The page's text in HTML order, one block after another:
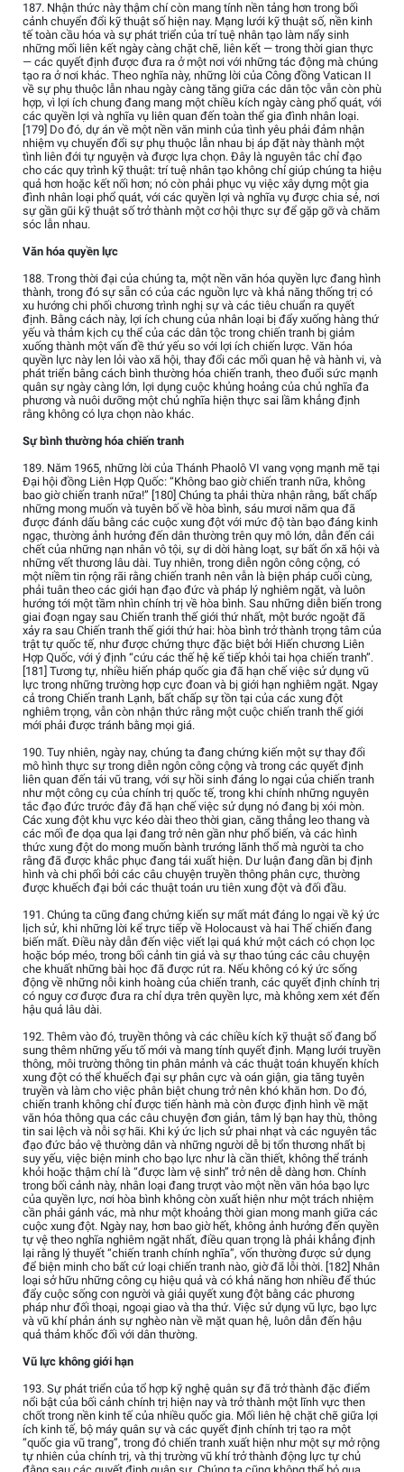
187. Nhận thức này thậm chí còn mang tính nền tảng hơn trong bối
cảnh chuyển đổi kỹ thuật số hiện nay. Mạng lưới kỹ thuật số, nền kinh
tế toàn cầu hóa và sự phát triển của trí tuệ nhân tạo làm nẩy sinh
những mối liên kết ngày càng chặt chẽ, liên kết — trong thời gian thực
— các quyết định được đưa ra ở một nơi với những tác động mà chúng
tạo ra ở nơi khác. Theo nghĩa này, những lời của Công đồng Vatican II
về sự phụ thuộc lẫn nhau ngày càng tăng giữa các dân tộc vẫn còn phù
hợp, vì lợi ích chung đang mang một chiều kích ngày càng phổ quát, với
các quyền lợi và nghĩa vụ liên quan đến toàn thể gia đình nhân loại.
[179] Do đó, dự án về một nền văn minh của tình yêu phải đảm nhận
nhiệm vụ chuyển đổi sự phụ thuộc lẫn nhau bị áp đặt này thành một
tình liên đới tự nguyện và được lựa chọn. Đây là nguyên tắc chỉ đạo
cho các quy trình kỹ thuật: trí tuệ nhân tạo không chỉ giúp chúng ta hiệu
quả hơn hoặc kết nối hơn; nó còn phải phục vụ việc xây dựng một gia
đình nhân loại phổ quát, với các quyền lợi và nghĩa vụ được chia sẻ, nơi
sự gần gũi kỹ thuật số trở thành một cơ hội thực sự để gặp gỡ và chăm
sóc lẫn nhau.
Văn hóa quyền lực
188. Trong thời đại của chúng ta, một nền văn hóa quyền lực đang hình
thành, trong đó sự sẵn có của các nguồn lực và khả năng thống trị có
xu hướng chi phối chương trình nghị sự và các tiêu chuẩn ra quyết
định. Bằng cách này, lợi ích chung của nhân loại bị đẩy xuống hàng thứ
yếu và thảm kịch cụ thể của các dân tộc trong chiến tranh bị giảm
xuống thành một vấn đề thứ yếu so với lợi ích chiến lược. Văn hóa
quyền lực này len lỏi vào xã hội, thay đổi các mối quan hệ và hành vi, và
phát triển bằng cách bình thường hóa chiến tranh, theo đuổi sức mạnh
quân sự ngày càng lớn, lợi dụng cuộc khủng hoảng của chủ nghĩa đa
phương và nuôi dưỡng một chủ nghĩa hiện thực sai lầm khẳng định
rằng không có lựa chọn nào khác.
Sự bình thường hóa chiến tranh
189. Năm 1965, những lời của Thánh Phaolô VI vang vọng mạnh mẽ tại
Đại hội đồng Liên Hợp Quốc: “Không bao giờ chiến tranh nữa, không
bao giờ chiến tranh nữa!” [180] Chúng ta phải thừa nhận rằng, bất chấp
những mong muốn và tuyên bố về hòa bình, sáu mươi năm qua đã
được đánh dấu bằng các cuộc xung đột với mức độ tàn bạo đáng kinh
ngạc, thường ảnh hưởng đến dân thường trên quy mô lớn, dẫn đến cái
chết của những nạn nhân vô tội, sự di dời hàng loạt, sự bất ổn xã hội và
những vết thương lâu dài. Tuy nhiên, trong diễn ngôn công cộng, có
một niềm tin rộng rãi rằng chiến tranh nên vẫn là biện pháp cuối cùng,
phải tuân theo các giới hạn đạo đức và pháp lý nghiêm ngặt, và luôn
hướng tới một tầm nhìn chính trị về hòa bình. Sau những diễn biến trong
giai đoạn ngay sau Chiến tranh thế giới thứ nhất, một bước ngoặt đã
xảy ra sau Chiến tranh thế giới thứ hai: hòa bình trở thành trọng tâm của
trật tự quốc tế, như được chứng thực đặc biệt bởi Hiến chương Liên
Hợp Quốc, với ý định “cứu các thế hệ kế tiếp khỏi tai họa chiến tranh”.
[181] Tương tự, nhiều hiến pháp quốc gia đã hạn chế việc sử dụng vũ
lực trong những trường hợp cực đoan và bị giới hạn nghiêm ngặt. Ngay
cả trong Chiến tranh Lạnh, bất chấp sự tồn tại của các xung đột
nghiêm trọng, vẫn còn nhận thức rằng một cuộc chiến tranh thế giới
mới phải được tránh bằng mọi giá.
190. Tuy nhiên, ngày nay, chúng ta đang chứng kiến một sự thay đổi
mô hình thực sự trong diễn ngôn công cộng và trong các quyết định
liên quan đến tái vũ trang, với sự hồi sinh đáng lo ngại của chiến tranh
như một công cụ của chính trị quốc tế, trong khi chính những nguyên
tắc đạo đức trước đây đã hạn chế việc sử dụng nó đang bị xói mòn.
Các xung đột khu vực kéo dài theo thời gian, căng thẳng leo thang và
các mối đe dọa qua lại đang trở nên gần như phổ biến, và các hình
thức xung đột do mong muốn bành trướng lãnh thổ mà người ta cho
rằng đã được khắc phục đang tái xuất hiện. Dư luận đang dần bị định
hình và chi phối bởi các câu chuyện truyền thông phân cực, thường
được khuếch đại bởi các thuật toán ưu tiên xung đột và đối đầu.
191. Chúng ta cũng đang chứng kiến sự mất mát đáng lo ngại về ký ức
lịch sử, khi những lời kể trực tiếp về Holocaust và hai Thế chiến đang
biến mất. Điều này dẫn đến việc viết lại quá khứ một cách có chọn lọc
hoặc bóp méo, trong bối cảnh tin giả và sự thao túng các câu chuyện
che khuất những bài học đã được rút ra. Nếu không có ký ức sống
động về những nỗi kinh hoàng của chiến tranh, các quyết định chính trị
có nguy cơ được đưa ra chỉ dựa trên quyền lực, mà không xem xét đến
hậu quả lâu dài.
192. Thêm vào đó, truyền thông và các chiều kích kỹ thuật số đang bổ
sung thêm những yếu tố mới và mang tính quyết định. Mạng lưới truyền
thông, môi trường thông tin phân mảnh và các thuật toán khuyến khích
xung đột có thể khuếch đại sự phân cực và oán giận, gia tăng tuyên
truyền và làm cho việc phân biệt chung trở nên khó khăn hơn. Do đó,
chiến tranh không chỉ được tiến hành mà còn được định hình về mặt
văn hóa thông qua các câu chuyện đơn giản, tâm lý bạn hay thù, thông
tin sai lệch và nỗi sợ hãi. Khi ký ức lịch sử phai nhạt và các nguyên tắc
đạo đức bảo vệ thường dân và những người dễ bị tổn thương nhất bị
suy yếu, việc biện minh cho bạo lực như là cần thiết, không thể tránh
khỏi hoặc thậm chí là “được làm vệ sinh” trở nên dễ dàng hơn. Chính
trong bối cảnh này, nhân loại đang trượt vào một nền văn hóa bạo lực
của quyền lực, nơi hòa bình không còn xuất hiện như một trách nhiệm
cần phải gánh vác, mà như một khoảng thời gian mong manh giữa các
cuộc xung đột. Ngày nay, hơn bao giờ hết, không ảnh hưởng đến quyền
tự vệ theo nghĩa nghiêm ngặt nhất, điều quan trọng là phải khẳng định
lại rằng lý thuyết “chiến tranh chính nghĩa”, vốn thường được sử dụng
để biện minh cho bất cứ loại chiến tranh nào, giờ đã lỗi thời. [182] Nhân
loại sở hữu những công cụ hiệu quả và có khả năng hơn nhiều để thúc
đẩy cuộc sống con người và giải quyết xung đột bằng các phương
pháp như đối thoại, ngoại giao và tha thứ. Việc sử dụng vũ lực, bạo lực
và vũ khí phản ánh sự nghèo nàn về mặt quan hệ, luôn dẫn đến hậu
quả thảm khốc đối với dân thường.
Vũ lực không giới hạn
193. Sự phát triển của tổ hợp kỹ nghệ quân sự đã trở thành đặc điểm
nổi bật của bối cảnh chính trị hiện nay và trở thành một lĩnh vực then
chốt trong nền kinh tế của nhiều quốc gia. Mối liên hệ chặt chẽ giữa lợi
ích kinh tế, bộ máy quân sự và các quyết định chính trị tạo ra một
“quốc gia vũ trang”, trong đó chiến tranh xuất hiện như một sự mở rộng
tự nhiên của chính trị, và thị trường vũ khí trở thành động lực tự chủ